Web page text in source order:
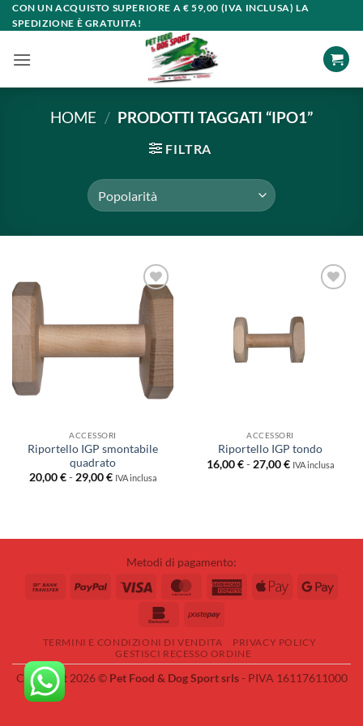
Salta
ai
CON UN ACQUISTO SUPERIORE A € 59,00 (IVA INCLUSA) LA
SPEDIZIONE È GRATUITA!
HOME / PRODOTTI TAGGATI “IPO1”
FILTRA
ACCESSORI
Riportello IGP smontabile
quadrato
20,00€ - 29,00€Fascia
29,00 €
IVA inclusa
ACCESSORI
Riportello IGP tondo
16,00€ - 27,00€Fascia
IVA inclusa
Metodi di pagamento:
Bank
PayPal Visa MasterCardAmericanApple
BankomatPostepay
TERMINI E CONDIZIONI DI VENDITA
PRIVACY POLICY
GESTISCI RECESSO ORDINE
Copyright 2026 © Pet Food & Dog Sport srls- PIVA 16117611000